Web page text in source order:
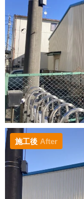
施工後 After